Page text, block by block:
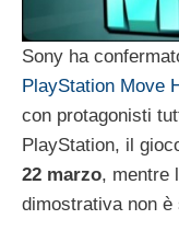
Sony ha
PlayStation Move
con protagonisti
PlayStation, il
22 marzo, mentre
dimostrativa non è